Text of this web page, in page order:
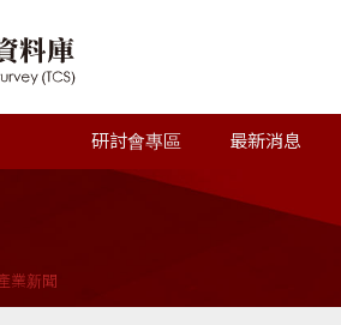
研討會專區 最新消息
業新聞